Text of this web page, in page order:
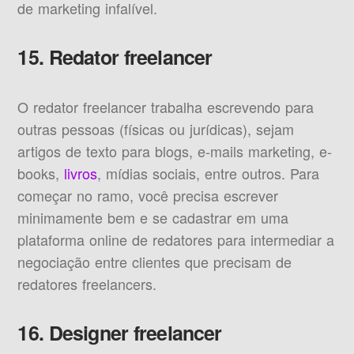
de marketing infalível.
15. Redator freelancer
O redator freelancer trabalha escrevendo para
outras pessoas (físicas ou jurídicas), sejam
artigos de texto para blogs, e-mails marketing, e-
books, livros, mídias sociais, entre outros. Para
começar no ramo, você precisa escrever
minimamente bem e se cadastrar em uma
plataforma online de redatores para intermediar a
negociação entre clientes que precisam de
redatores freelancers.
16. Designer freelancer